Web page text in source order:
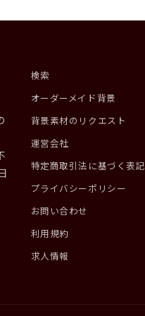
検索
オーダーメイド背景
背景素材のリクエスト
運営会社
特定商取引法に基づく表記
プライバシーポリシー
お問い合わせ
利用規約
求人情報